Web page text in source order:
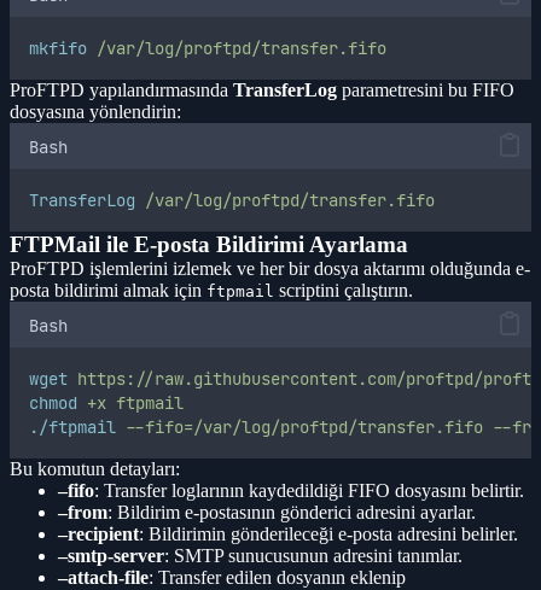
mkfifo /var/log/proftpd/transfer.fifo
ProFTPD yapılandırmasında TransferLog parametresini bu FIFO
dosyasına yönlendirin:
Bash
TransferLog /var/log/proftpd/transfer.fifo
FTPMail ile E-posta Bildirimi Ayarlama
ProFTPD işlemlerini izlemek ve her bir dosya aktarımı olduğunda e-
posta bildirimi almak için ftpmail scriptini çalıştırın.
Bash
wget https://raw.githubusercontent.com/proftpd/
chmod +x ftpmail
./ftpmail --fifo=/var/log/proftpd/transfer.fifo --
Bu komutun detayları:
–fifo: Transfer loglarının kaydedildiği FIFO dosyasını belirtir.
–from: Bildirim e-postasının gönderici adresini ayarlar.
–recipient: Bildirimin gönderileceği e-posta adresini belirler.
–smtp-server: SMTP sunucusunun adresini tanımlar.
–attach-file: Transfer edilen dosyanın eklenip